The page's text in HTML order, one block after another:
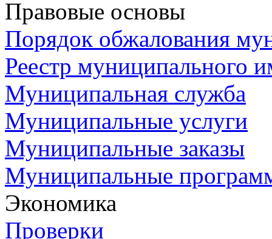
Правовые основы
Порядок обжалования
Реестр муниципального
Муниципальная служба
Муниципальные услуги
Муниципальные заказы
Муниципальные
Экономика
Проверки